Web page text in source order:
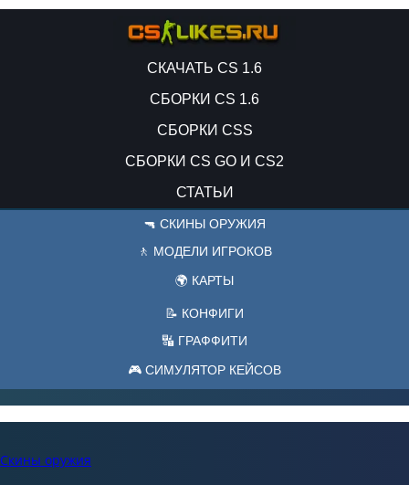
СКАЧАТЬ CS 1.6
СБОРКИ CS 1.6
СБОРКИ CSS
СБОРКИ CS GO И CS2
СТАТЬИ
🔫 СКИНЫ ОРУЖИЯ
🚶 МОДЕЛИ ИГРОКОВ
🌍 КАРТЫ
📝 КОНФИГИ
🔣 ГРАФФИТИ
🎮 СИМУЛЯТОР КЕЙСОВ
Скины оружия